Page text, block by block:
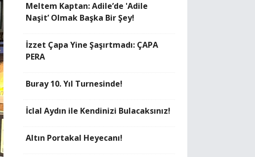
Meltem Kaptan: Adile’de 'Adile
Naşit’ Olmak Başka Bir Şey!
İzzet Çapa Yine Şaşırtmadı: ÇAPA
PERA
Buray 10. Yıl Turnesinde!
İclal Aydın ile Kendinizi Bulacaksınız!
Altın Portakal Heyecanı!